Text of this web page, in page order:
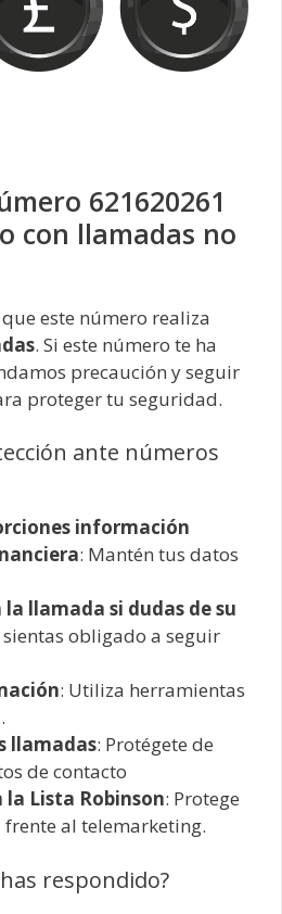
621620261
con llamadas no
este número realiza
. Si este número te ha
precaución y seguir
proteger tu seguridad.
ante números
información
: Mantén tus datos
la llamada si dudas de su
sientas obligado a seguir
: Utiliza herramientas
llamadas: Protégete de
de contacto
la Lista Robinson: Protege
al telemarketing.
respondido?